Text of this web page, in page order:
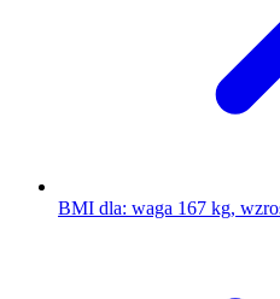
BMI dla: waga 167 kg,